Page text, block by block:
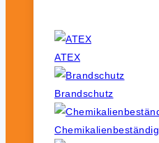
ATEX
Brandschutz
Chemikalienbeständig